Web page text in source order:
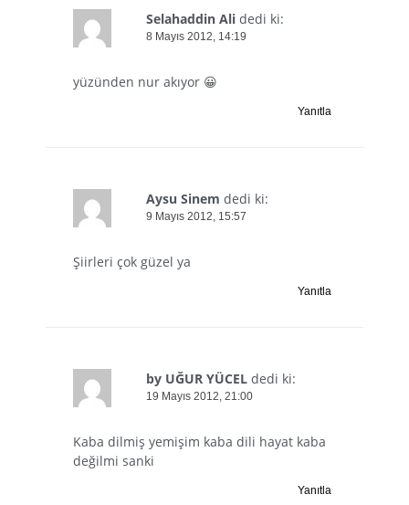
Selahaddin Ali dedi ki:
8 Mayıs 2012, 14:19
yüzünden nur akıyor 😀
Yanıtla
Aysu Sinem dedi ki:
9 Mayıs 2012, 15:57
Şiirleri çok güzel ya
Yanıtla
by UĞUR YÜCEL dedi ki:
19 Mayıs 2012, 21:00
Kaba dilmiş yemişim kaba dili hayat kaba
değilmi sanki
Yanıtla